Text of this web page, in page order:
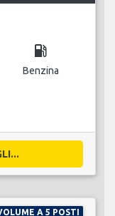
local_gas_station
Benzina
A 5 POSTI